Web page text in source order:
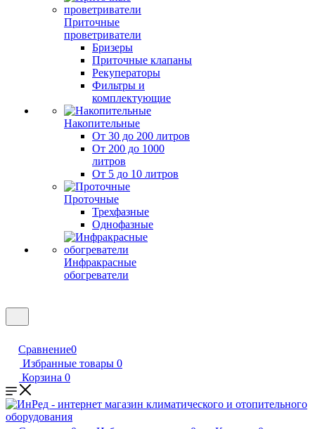
Приточные
проветриватели
Бризеры
Приточные клапаны
Рекуператоры
Фильтры и
комплектующие
Накопительные
От 30 до 200 литров
От 200 до 1000
литров
От 5 до 10 литров
Проточные
Трехфазные
Однофазные
Инфракрасные
обогреватели
Сравнение0
Избранные товары 0
Корзина 0